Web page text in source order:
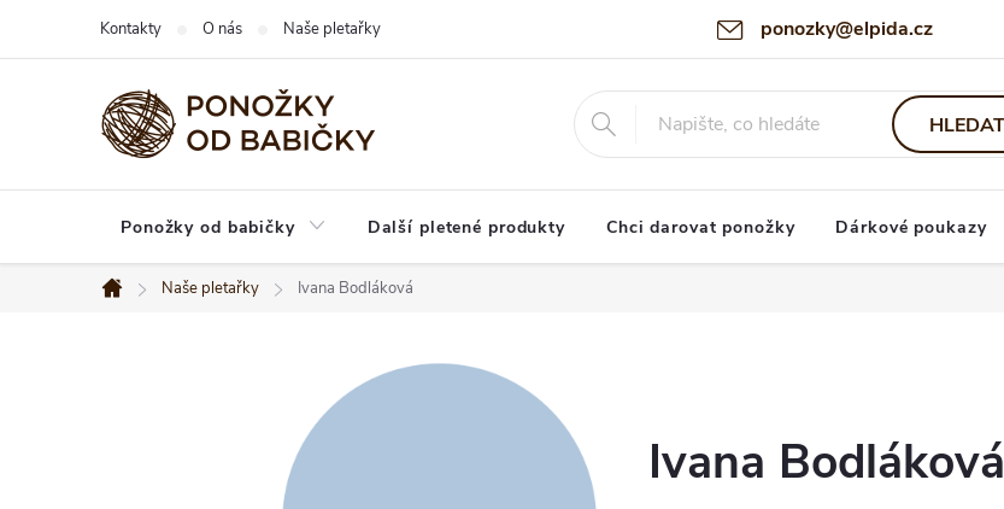
ponozky@elpida.cz
Kontakty O nás Naše pletařky
HLEDAT
Ponožky od babičky Další pletené produkty Chci darovat ponožky Dárkové poukazy
Domů
Naše pletařky Ivana Bodláková
Ivana Bodláková